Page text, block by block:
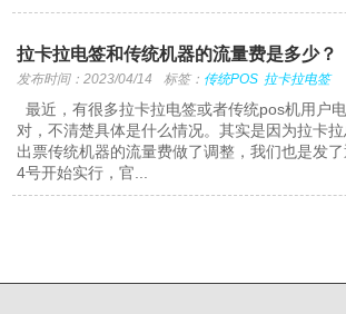
拉卡拉电签和传统机器的流量费是多少？
发布时间：2023/04/14 标签： 传统POS 拉卡拉电签
最近，有很多拉卡拉电签或者传统pos机用户
对，不清楚具体是什么情况。其实是因为拉卡
出票传统机器的流量费做了调整，我们也是发
4号开始实行，官...